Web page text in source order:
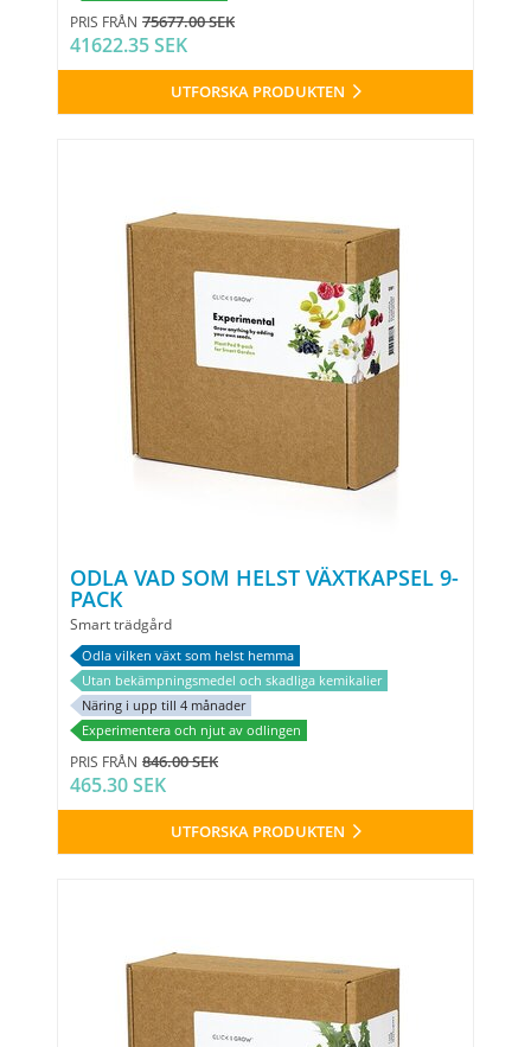
PRIS FRÅN 75677.00 SEK
41622.35 SEK
UTFORSKA PRODUKTEN
ODLA VAD SOM HELST VÄXTKAPSEL 9-
PACK
Smart trädgård
Odla vilken växt som helst hemma
Utan bekämpningsmedel och skadliga kemikalier
Näring i upp till 4 månader
Experimentera och njut av odlingen
PRIS FRÅN 846.00 SEK
465.30 SEK
UTFORSKA PRODUKTEN